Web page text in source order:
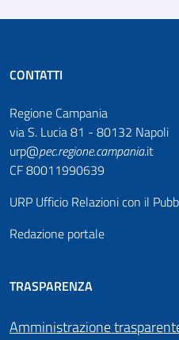
CONTATTI
Regione Campania
via S. Lucia 81 - 80132 Napoli
urp@pec.regione.campania.it
CF 80011990639
URP Ufficio Relazioni con il
Redazione portale
TRASPARENZA
Amministrazione